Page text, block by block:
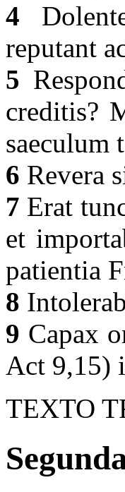
4
reputant
5
creditis?
saeculum
6 Revera
7 Erat
et
patientia
8
9 Capax
Act 9,15)
TEXTO